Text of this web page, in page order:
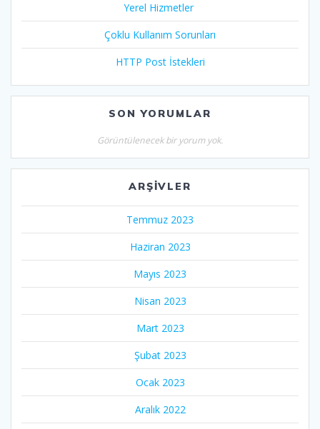
Yerel Hizmetler
Çoklu Kullanım Sorunları
HTTP Post İstekleri
SON YORUMLAR
Görüntülenecek bir yorum yok.
ARŞIVLER
Temmuz 2023
Haziran 2023
Mayıs 2023
Nisan 2023
Mart 2023
Şubat 2023
Ocak 2023
Aralık 2022